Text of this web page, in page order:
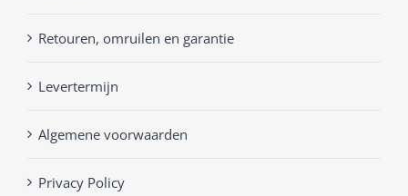
Retouren, omruilen en garantie
Levertermijn
Algemene voorwaarden
Privacy Policy